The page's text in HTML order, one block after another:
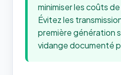
minimiser les coûts
Évitez les
première génération
vidange documenté